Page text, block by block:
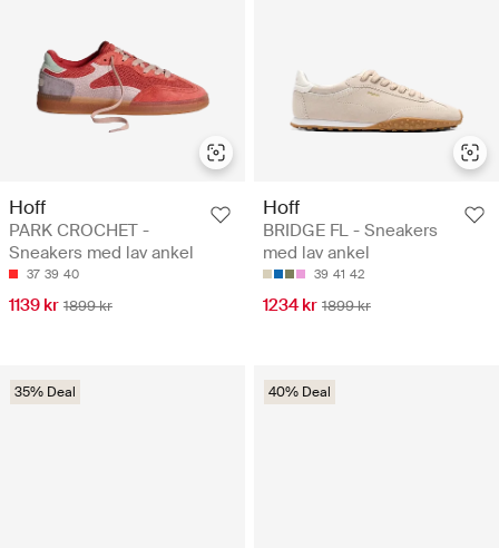
Hoff
PARK CROCHET -
Sneakers med lav ankel
37 39 40
1139 kr 1899 kr
Hoff
BRIDGE FL - Sneakers
med lav ankel
39 41 42
1234 kr 1899 kr
35% Deal 40% Deal